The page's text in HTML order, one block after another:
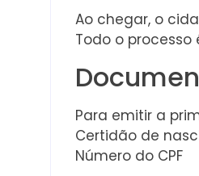
Ao chegar, o
Todo o
Para emitir a
Certidão de
Número do CPF